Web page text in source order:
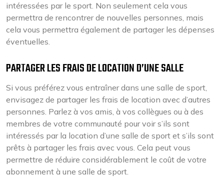
intéressées par le sport. Non seulement cela vous
permettra de rencontrer de nouvelles personnes, mais
cela vous permettra également de partager les dépenses
éventuelles.
PARTAGER LES FRAIS DE LOCATION D’UNE SALLE
Si vous préférez vous entraîner dans une salle de sport,
envisagez de partager les frais de location avec d’autres
personnes. Parlez à vos amis, à vos collègues ou à des
membres de votre communauté pour voir s’ils sont
intéressés par la location d’une salle de sport et s’ils sont
prêts à partager les frais avec vous. Cela peut vous
permettre de réduire considérablement le coût de votre
abonnement à une salle de sport.